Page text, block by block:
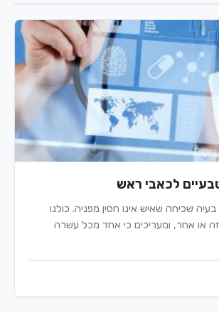
לכאבי ראש
שכיחה שאיש אינו חסין מפניה. כולנו
או אחר, ומעריכים כי אחד מכל עשרה